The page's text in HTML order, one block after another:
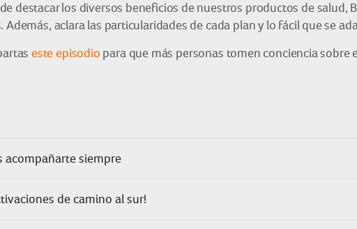
destacar los diversos beneficios de nuestros productos de
aclara las particularidades de cada plan y lo fácil que se
este episodio para que más personas tomen conciencia sobre
acompañarte siempre
de camino al sur!